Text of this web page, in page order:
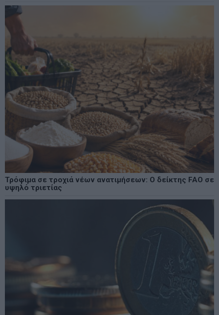
Τρόφιμα σε τροχιά νέων ανατιμήσεων: Ο δείκτης FAO σε
υψηλό τριετίας